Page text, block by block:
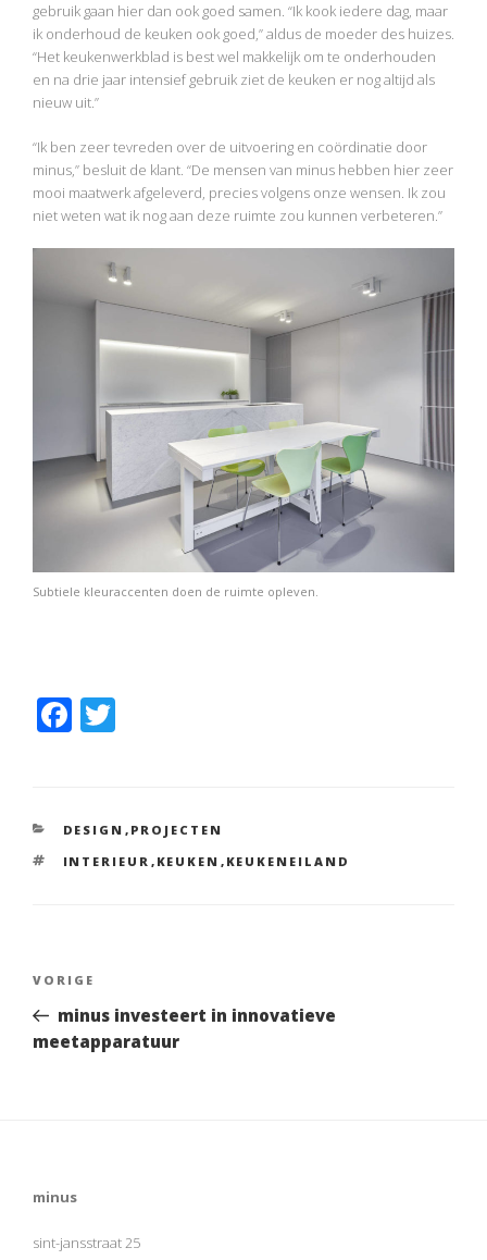
gebruik gaan hier dan ook goed samen. “Ik kook iedere dag, maar
ik onderhoud de keuken ook goed,” aldus de moeder des huizes.
“Het keukenwerkblad is best wel makkelijk om te onderhouden
en na drie jaar intensief gebruik ziet de keuken er nog altijd als
nieuw uit.”
“Ik ben zeer tevreden over de uitvoering en coördinatie door
minus,” besluit de klant. “De mensen van minus hebben hier zeer
mooi maatwerk afgeleverd, precies volgens onze wensen. Ik zou
niet weten wat ik nog aan deze ruimte zou kunnen verbeteren.”
Subtiele kleuraccenten doen de ruimte opleven.
F
ac
b
o
er
CATEGORIEËN
DESIGN , PROJECTEN
TAGS
INTERIEUR , KEUKEN , KEUKENEILAND
Bericht
Vorig
bericht
VORIGE
minus investeert in innovatieve
meetapparatuur
minus
sint-jansstraat 25